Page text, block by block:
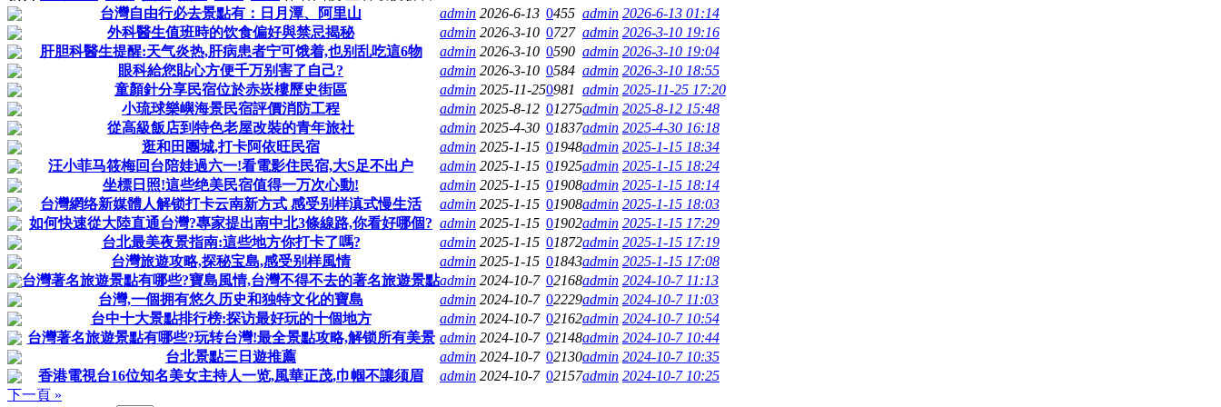
台灣自由行必去景點有：日月潭、阿里山
admin 2026-6-13 0455 admin 2026-6-13 01:14
外科醫生值班時的饮食偏好與禁忌揭秘
admin 2026-3-10 0727 admin 2026-3-10 19:16
肝胆科醫生提醒:天气炎热,肝病患者宁可饿着,也别乱吃這6物
admin 2026-3-10 0590 admin 2026-3-10 19:04
眼科給您貼心方便千万别害了自己?
admin 2026-3-10 0584 admin 2026-3-10 18:55
童顏針分享民宿位於赤崁樓歷史街區
admin 2025-11-250981 admin 2025-11-25 17:20
小琉球樂嶼海景民宿評價消防工程
admin 2025-8-12 01275admin 2025-8-12 15:48
從高級飯店到特色老屋改裝的青年旅社
admin 2025-4-30 01837admin 2025-4-30 16:18
逛和田團城,打卡阿依旺民宿
admin 2025-1-15 01948admin 2025-1-15 18:34
汪小菲马筱梅回台陪娃過六一!看電影住民宿,大S足不出户
admin 2025-1-15 01925admin 2025-1-15 18:24
坐標日照!這些绝美民宿值得一万次心動!
admin 2025-1-15 01908admin 2025-1-15 18:14
台灣網络新媒體人解锁打卡云南新方式 感受别样滇式慢生活
admin 2025-1-15 01908admin 2025-1-15 18:03
如何快速從大陸直通台灣?專家提出南中北3條線路,你看好哪個? admin 2025-1-15 01902admin 2025-1-15 17:29
台北最美夜景指南:這些地方你打卡了嗎?
admin 2025-1-15 01872admin 2025-1-15 17:19
台灣旅遊攻略,探秘宝島,感受别样風情
admin 2025-1-15 01843admin 2025-1-15 17:08
台灣著名旅遊景點有哪些?寶島風情,台灣不得不去的著名旅遊景點admin 2024-10-7 02168admin 2024-10-7 11:13
台灣,一個拥有悠久历史和独特文化的寶島
admin 2024-10-7 02229admin 2024-10-7 11:03
台中十大景點排行榜:探访最好玩的十個地方
admin 2024-10-7 02162admin 2024-10-7 10:54
台灣著名旅遊景點有哪些?玩转台灣!最全景點攻略,解锁所有美景 admin 2024-10-7 02148admin 2024-10-7 10:44
台北景點三日遊推薦
admin 2024-10-7 02130admin 2024-10-7 10:35
香港電視台16位知名美女主持人一览,風華正茂,巾帼不讓须眉
admin 2024-10-7 02157admin 2024-10-7 10:25
下一頁 »